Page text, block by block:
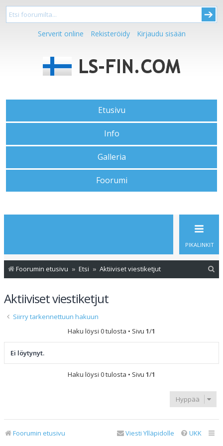
Serverit online Rekisteröidy Kirjaudu sisään
Etusivu
Info
Galleria
Foorumi
PIKALINKIT
Foorumin etusivu Etsi Aktiiviset viestiketjut
Aktiiviset viestiketjut
Siirry tarkennettuun hakuun
Haku löysi 0 tulosta • Sivu 1/1
Ei löytynyt.
Haku löysi 0 tulosta • Sivu 1/1
Hyppää
Foorumin etusivu UKK
Viesti Ylläpidolle